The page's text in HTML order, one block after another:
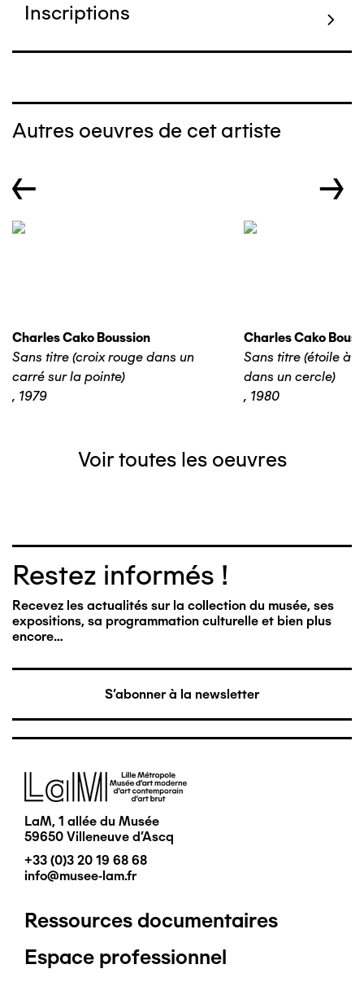
Inscriptions
Autres oeuvres de cet artiste
← →
Charles Cako Boussion
Sans titre (croix rouge dans un
carré sur la pointe)
, 1979
Charles Cako
Sans titre (étoile à
dans un cercle)
, 1980
Voir toutes les oeuvres
Restez informés !
Recevez les actualités sur la collection du musée, ses
expositions, sa programmation culturelle et bien plus
encore…
S'abonner à la newsletter
Image
LaM, 1 allée du Musée
59650 Villeneuve d'Ascq
+33 (0)3 20 19 68 68
info@musee-lam.fr
Pied
de
Ressources documentaires
Espace professionnel